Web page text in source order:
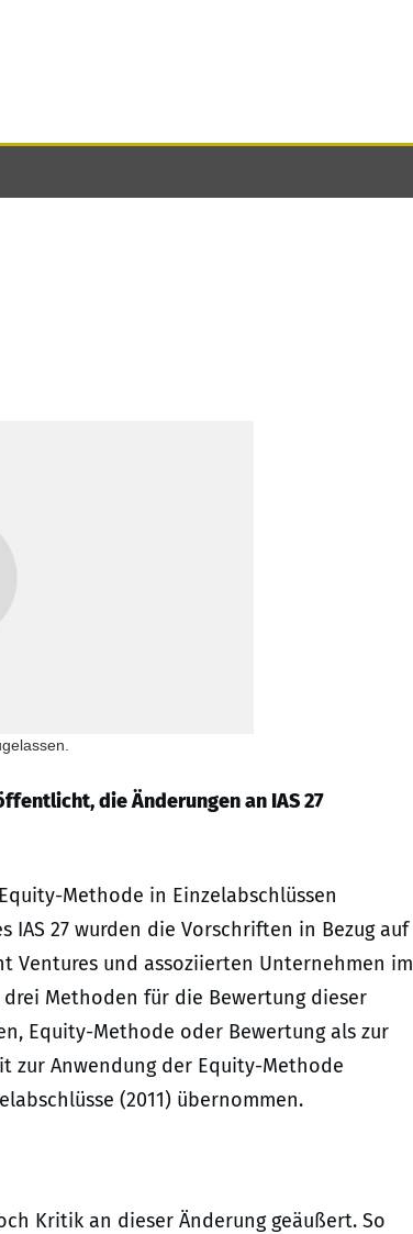
die Änderungen an IAS 27
Methode in Einzelabschlüssen
27 wurden die Vorschriften in Bezug auf
Ventures und assoziierten Unternehmen im
Methoden für die Bewertung dieser
Equity-Methode oder Bewertung als zur
zur Anwendung der Equity-Methode
(2011) übernommen.
Kritik an dieser Änderung geäußert. So